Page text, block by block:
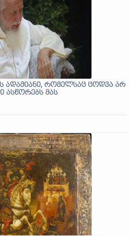
ადამიანი, რომელსაც ცოდვა არ
ასწორებს მას